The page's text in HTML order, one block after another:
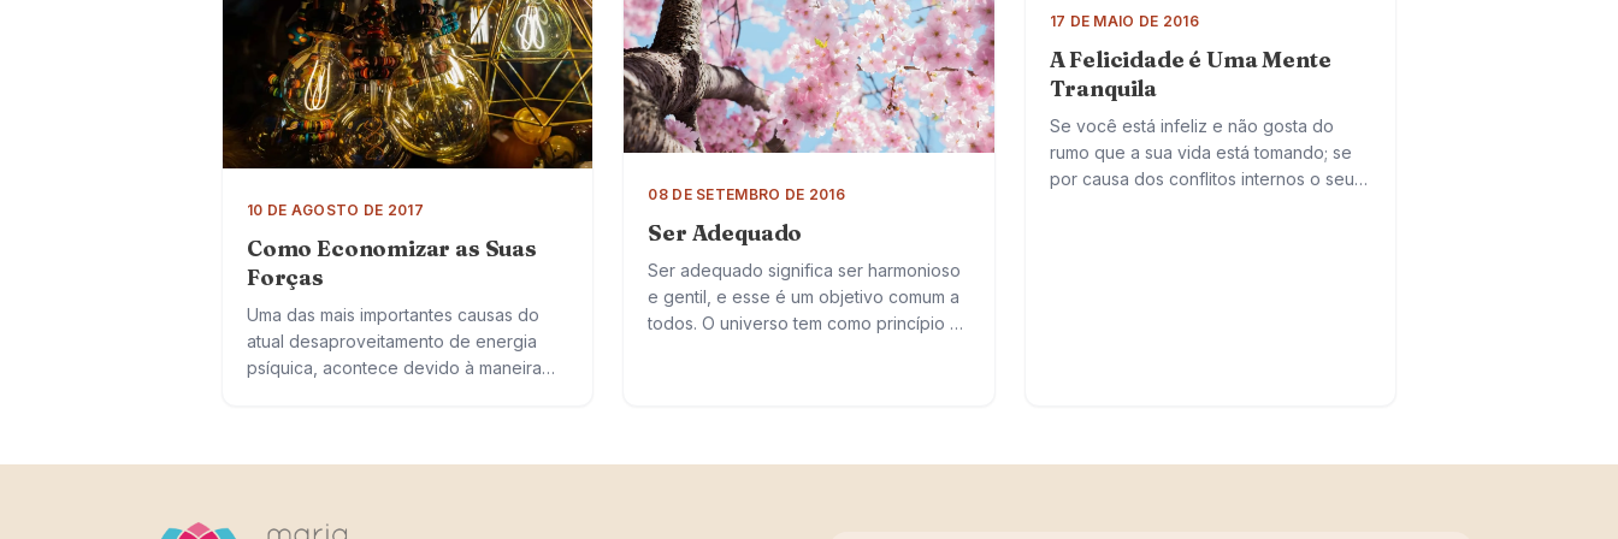
10 DE AGOSTO DE 2017
Como Economizar as Suas
Forças
Uma das mais importantes causas do
atual desaproveitamento de energia
psíquica, acontece devido à maneira
08 DE SETEMBRO DE 2016
Ser Adequado
Ser adequado significa ser harmonioso
e gentil, e esse é um objetivo comum a
todos. O universo tem como princípio o
17 DE MAIO DE 2016
A Felicidade é Uma Mente
Tranquila
Se você está infeliz e não gosta do
rumo que a sua vida está tomando; se
por causa dos conflitos internos o seu